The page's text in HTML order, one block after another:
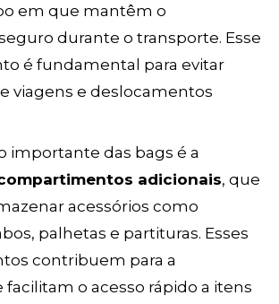
em que mantêm o
durante o transporte. Esse
é fundamental para evitar
viagens e deslocamentos
importante das bags é a
adicionais, que
acessórios como
palhetas e partituras. Esses
contribuem para a
facilitam o acesso rápido a itens